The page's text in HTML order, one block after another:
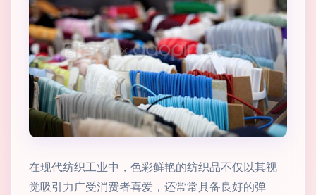
在现代纺织工业中，色彩鲜艳的纺织品不仅以其视
觉吸引力广受消费者喜爱，还常常具备良好的弹